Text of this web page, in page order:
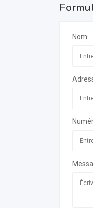
Nom: